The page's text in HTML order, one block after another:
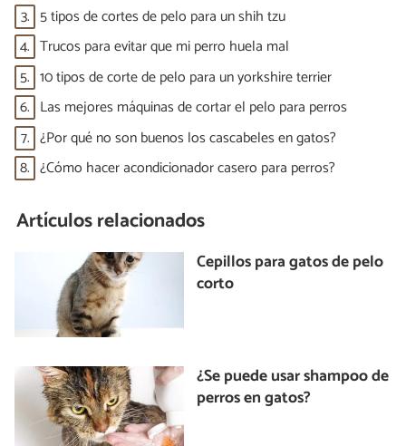
3. 5 tipos de cortes de pelo para un shih tzu
4. Trucos para evitar que mi perro huela mal
5. 10 tipos de corte de pelo para un yorkshire terrier
6. Las mejores máquinas de cortar el pelo para perros
7. ¿Por qué no son buenos los cascabeles en gatos?
8. ¿Cómo hacer acondicionador casero para perros?
Artículos relacionados
Cepillos para gatos de pelo
corto
¿Se puede usar shampoo de
perros en gatos?